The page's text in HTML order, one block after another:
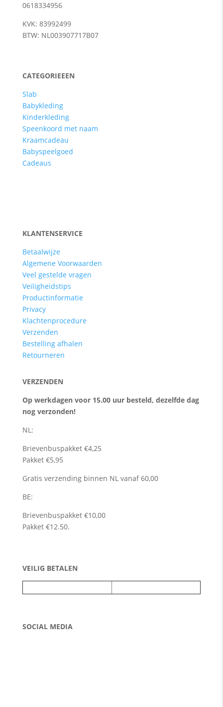
0618334956
KVK: 83992499
BTW: NL003907717B07
CATEGORIEEEN
Slab
Babykleding
Kinderkleding
Speenkoord met naam
Kraamcadeau
Babyspeelgoed
Cadeaus
KLANTENSERVICE
Betaalwijze
Algemene Voorwaarden
Veel gestelde vragen
Veiligheidstips
Productinformatie
Privacy
Klachtenprocedure
Verzenden
Bestelling afhalen
Retourneren
VERZENDEN
Op werkdagen voor 15.00 uur besteld, dezelfde dag
nog verzonden!
NL:
Brievenbuspakket €4,25
Pakket €5,95
Gratis verzending binnen NL vanaf 60,00
BE:
Brievenbuspakket €10,00
Pakket €12.50.
VEILIG BETALEN
SOCIAL MEDIA